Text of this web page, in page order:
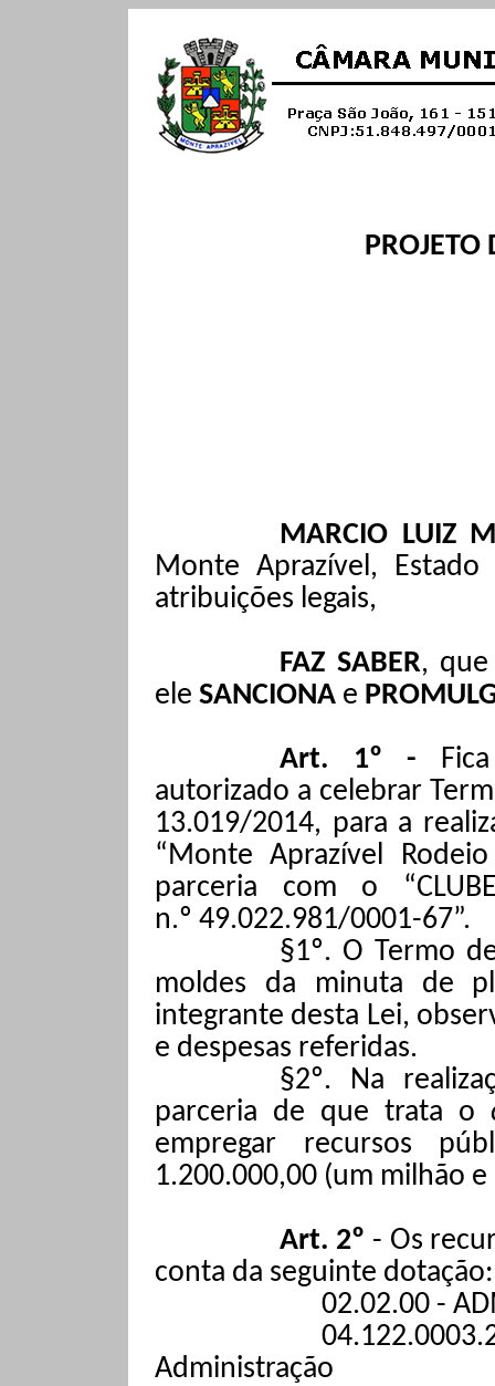
MARCIO LUIZ
Monte Aprazível,
atribuições legais,
FAZ SABER, que
ele SANCIONA e
Art. 1º -
autorizado a celebrar
13.019/2014, para a
“Monte Aprazível
parceria com o
n.º 49.022.981/0001-67”.
§1º. O Termo
moldes da minuta de
integrante desta Lei,
e despesas referidas.
§2º. Na
parceria de que trata o
empregar recursos
1.200.000,00 (um milhão
Art. 2º - Os
conta da seguinte dotação:
02.02.00 -
Administração